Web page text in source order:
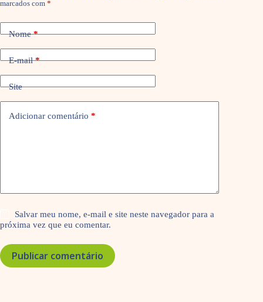
marcados com *
Nome*
E-mail*
Site
Adicionar comentário *
Salvar meu nome, e-mail e site neste navegador para a
próxima vez que eu comentar.
Publicar comentário